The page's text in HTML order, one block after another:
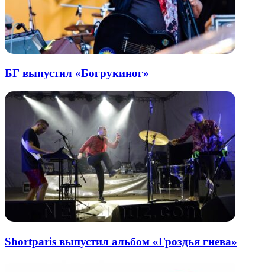
БГ выпустил «Богрукиног»
Shortparis выпустил альбом «Гроздья гнева»